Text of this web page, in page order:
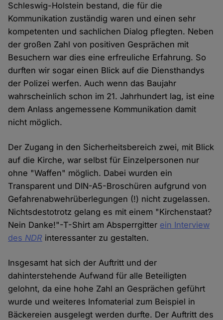
Schleswig-Holstein bestand, die für die
Kommunikation zuständig waren und einen sehr
kompetenten und sachlichen Dialog pflegten. Neben
der großen Zahl von positiven Gesprächen mit
Besuchern war dies eine erfreuliche Erfahrung. So
durften wir sogar einen Blick auf die Diensthandys
der Polizei werfen. Auch wenn das Baujahr
wahrscheinlich schon im 21. Jahrhundert lag, ist eine
dem Anlass angemessene Kommunikation damit
nicht möglich.
Der Zugang in den Sicherheitsbereich zwei, mit Blick
auf die Kirche, war selbst für Einzelpersonen nur
ohne "Waffen" möglich. Dabei wurden ein
Transparent und DIN-A5-Broschüren aufgrund von
Gefahrenabwehrüberlegungen (!) nicht zugelassen.
Nichtsdestotrotz gelang es mit einem "Kirchenstaat?
Nein Danke!"-T-Shirt am Absperrgitter ein Interview
des NDR interessanter zu gestalten.
Insgesamt hat sich der Auftritt und der
dahinterstehende Aufwand für alle Beteiligten
gelohnt, da eine hohe Zahl an Gesprächen geführt
wurde und weiteres Infomaterial zum Beispiel in
Bäckereien ausgelegt werden durfte. Der Auftritt des